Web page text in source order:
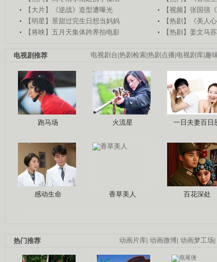
【大片】《逆战》造型遭曝光
【视频】张国强
【明星】景甜过完生日想当妈妈
【热剧】《美人
【将映】五月天集体跨界拍电影
【热剧】姜文马
电视剧台 热剧检索 热剧点播 电视剧库 趣
电视剧推荐
跑马场 火流星 一日夫妻百日
感动生命 香草美人 百花深处
动画片库 动画微博 动画梦工场
热门推荐